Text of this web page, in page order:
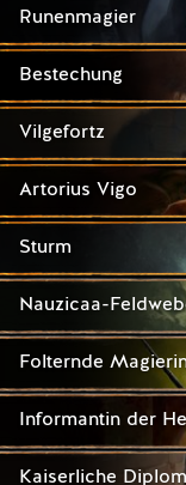
Runenmagier
Bestechung
Vilgefortz
Artorius Vigo
Sturm
Nauzicaa-
Folternde
Informantin der
Kaiserliche